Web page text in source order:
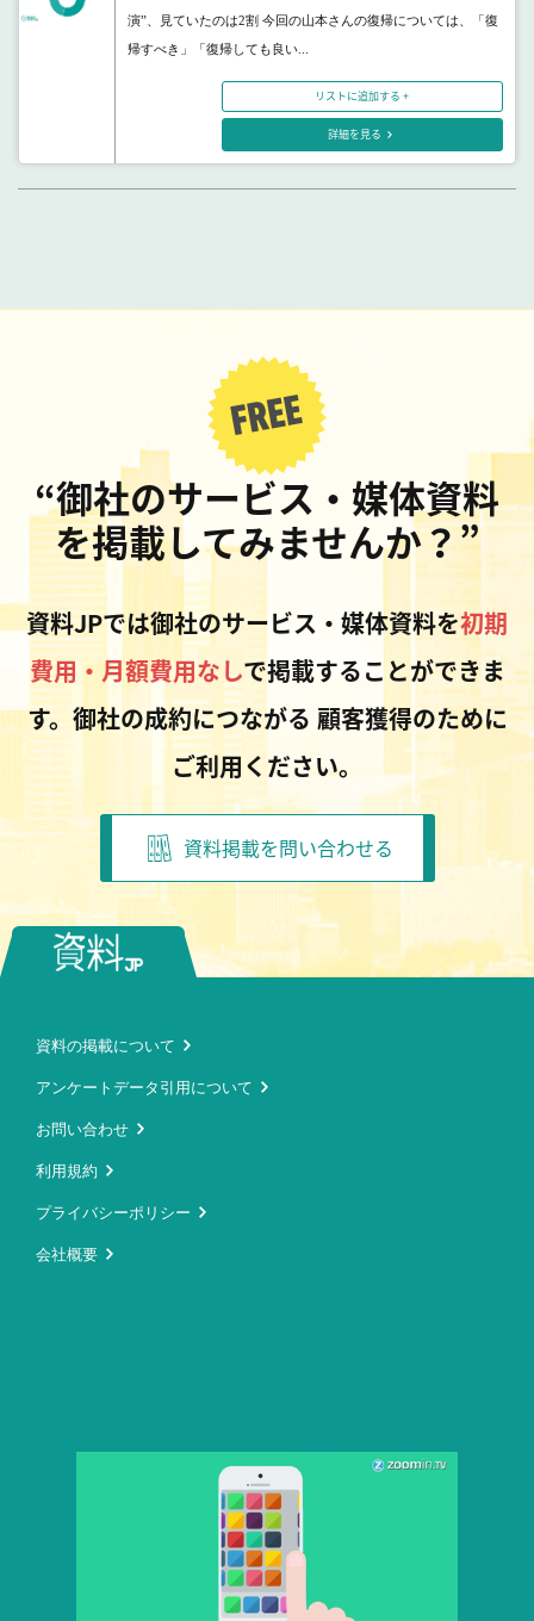
演”、見ていたのは2割 今回の山本さんの復帰については、「復
帰すべき」「復帰しても良い...
リストに追加する +
詳細を見る
“御社のサービス・媒体資料
を掲載してみませんか？”
資料JPでは御社のサービス・媒体資料を初期
費用・月額費用なしで掲載することができま
す。御社の成約につながる 顧客獲得のために
ご利用ください。
資料掲載を問い合わせる
資料の掲載について
アンケートデータ引用について
お問い合わせ
利用規約
プライバシーポリシー
会社概要